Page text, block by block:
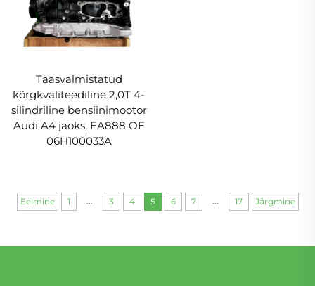
Taasvalmistatud
kõrgkvaliteediline 2,0T 4-
silindriline bensiinimootor
Audi A4 jaoks, EA888 OE
06H100033A
Eelmine 1 ... 3 4 5 6 7 ... 17 Järgmine